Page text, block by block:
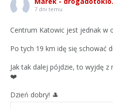
7 dni temu
Centrum Katowic jest jednak w
Po tych 19 km idę się schować
Jak tak dalej pójdzie, to wyjdę z
❤️
Dzień dobry! 🎩